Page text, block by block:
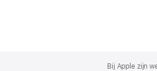
Footer
Bij Apple zijn